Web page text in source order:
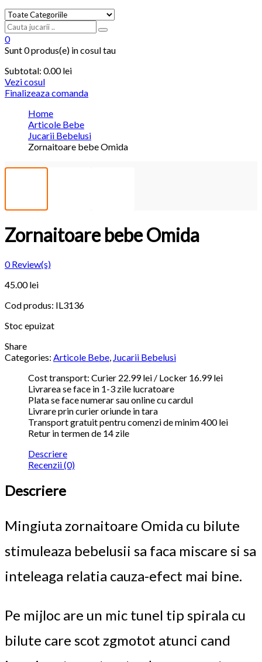
0
Sunt0 produs(e) in cosul tau
Subtotal: 0.00lei
Vezi cosul
Finalizeaza comanda
Home
Articole Bebe
Jucarii Bebelusi
Zornaitoare bebe Omida
Zornaitoare bebe Omida
0Review(s)
45.00lei
Cod produs: IL3136
Stoc epuizat
Share
Categories: Articole Bebe, Jucarii Bebelusi
Cost transport: Curier 22.99 lei / Locker 16.99 lei
Livrarea se face in 1-3 zile lucratoare
Plata se face numerar sau online cu cardul
Livrare prin curier oriunde in tara
Transport gratuit pentru comenzi de minim 400 lei
Retur in termen de 14 zile
Descriere
Recenzii (0)
Descriere
Mingiuta zornaitoare Omida cu bilute
stimuleaza bebelusii sa faca miscare si sa
inteleaga relatia cauza-efect mai bine.
Pe mijloc are un mic tunel tip spirala cu
bilute care scot zgmotot atunci cand